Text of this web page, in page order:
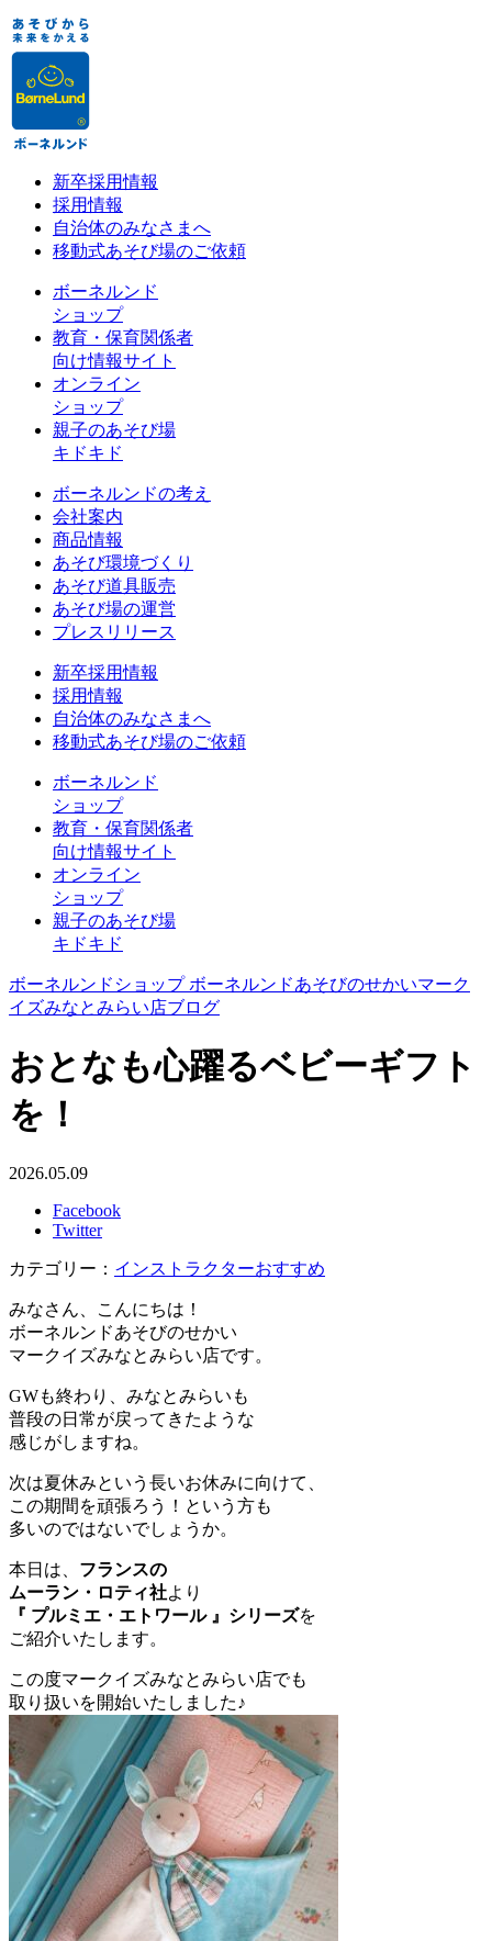
新卒採用情報
採用情報
自治体のみなさまへ
移動式あそび場のご依頼
ボーネルンド
ショップ
教育・保育関係者
向け情報サイト
オンライン
ショップ
親子のあそび場
キドキド
ボーネルンドの考え
会社案内
商品情報
あそび環境づくり
あそび道具販売
あそび場の運営
プレスリリース
新卒採用情報
採用情報
自治体のみなさまへ
移動式あそび場のご依頼
ボーネルンド
ショップ
教育・保育関係者
向け情報サイト
オンライン
ショップ
親子のあそび場
キドキド
ボーネルンドショップ ボーネルンドあそびのせかいマーク
イズみなとみらい店ブログ
おとなも心躍るベビーギフト
を！
2026.05.09
Facebook
Twitter
カテゴリー： インストラクターおすすめ
みなさん、こんにちは！
ボーネルンドあそびのせかい
マークイズみなとみらい店です。
GWも終わり、みなとみらいも
普段の日常が戻ってきたような
感じがしますね。
次は夏休みという長いお休みに向けて、
この期間を頑張ろう！という方も
多いのではないでしょうか。
本日は、 フランスの
ムーラン・ロティ社より
『 プルミエ・エトワール 』シリーズを
ご紹介いたします。
この度マークイズみなとみらい店でも
取り扱いを開始いたしました♪